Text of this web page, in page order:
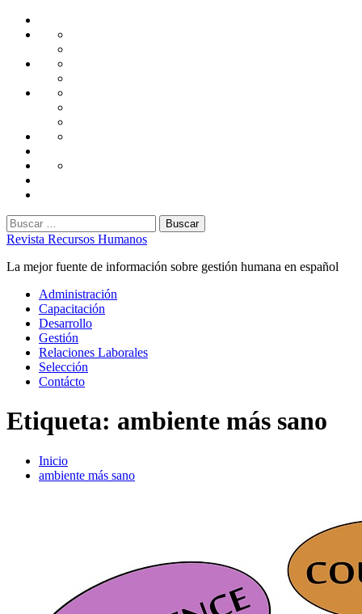
Saltar
Administración
Capacitación
Desarrollo
Gestión
Laborales
Selección
Buscar:
Revista Recursos Humanos
La mejor fuente de información sobre gestión humana en español
Menú
principal
Administración
Capacitación
Desarrollo
Gestión
Relaciones Laborales
Selección
Contácto
Etiqueta: ambiente más sano
Inicio
ambiente más sano